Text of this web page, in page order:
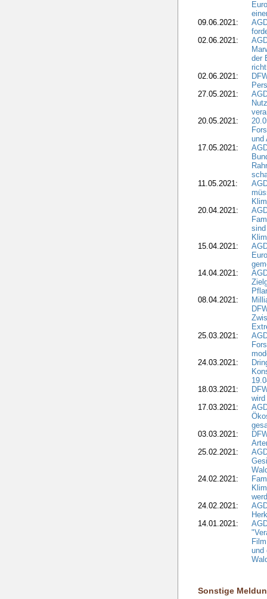
09.06.2021:
02.06.2021:
der
02.06.2021:
27.05.2021:
20.05.2021:
und
17.05.2021:
11.05.2021:
20.04.2021:
15.04.2021:
14.04.2021:
08.04.2021:
25.03.2021:
24.03.2021:
18.03.2021:
17.03.2021:
03.03.2021:
25.02.2021:
24.02.2021:
24.02.2021:
14.01.2021:
und
Sonstige